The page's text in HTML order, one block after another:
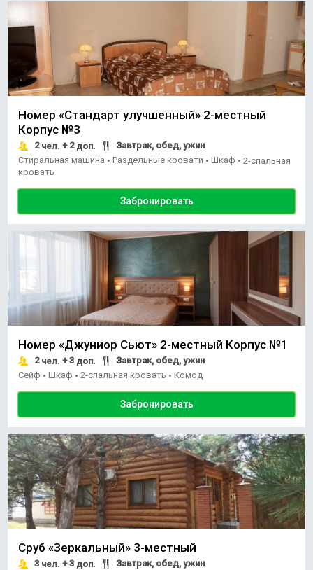
Номер «Стандарт улучшенный» 2-местный
Корпус №3
2чел. + 2доп.
Завтрак, обед, ужин
Стиральная машина • Раздельные кровати • Шкаф • 2-спальная
кровать
Забронировать
Номер «Джуниор Сьют» 2-местный Корпус №1
2чел. + 3 доп.
Завтрак, обед, ужин
Сейф • Шкаф • 2-спальная кровать • Комод
Забронировать
Сруб «Зеркальный» 3-местный
3 чел. + 3 доп.
Завтрак, обед, ужин